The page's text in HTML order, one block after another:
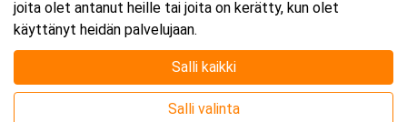
joita olet antanut heille tai joita on kerätty, kun olet
käyttänyt heidän palvelujaan.
Salli kaikki
Salli valinta